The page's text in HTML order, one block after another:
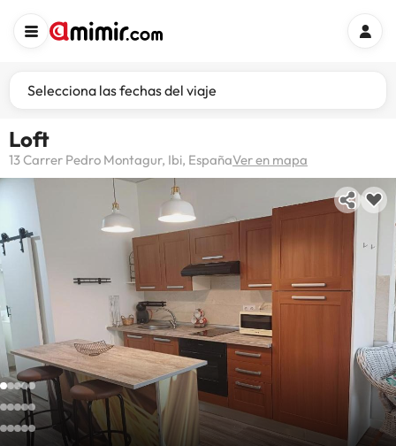
Selecciona las fechas del viaje
Loft
13 Carrer Pedro Montagur, Ibi, EspañaVer en mapa